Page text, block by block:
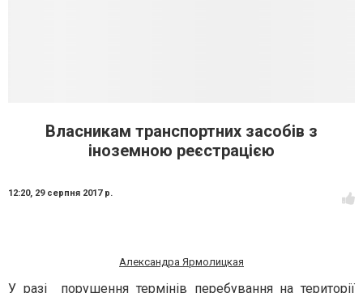
Власникам транспортних засобів з
іноземною реєстрацією
12:20, 29 серпня 2017 р.
Александра Ярмолицкая
У разі порушення термінів перебування на території